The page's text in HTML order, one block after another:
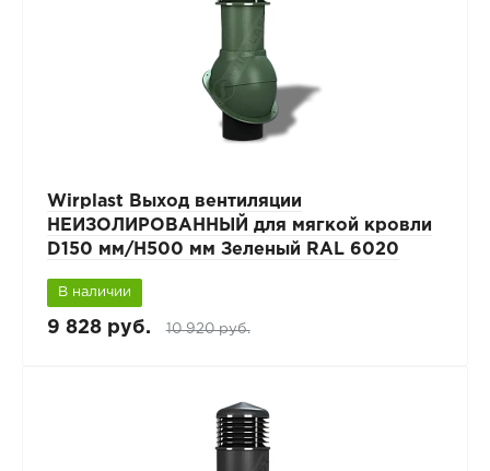
Wirplast Выход вентиляции
НЕИЗОЛИРОВАННЫЙ для мягкой кровли
D150 мм/H500 мм Зеленый RAL 6020
В наличии
9 828 руб. 10 920 руб.